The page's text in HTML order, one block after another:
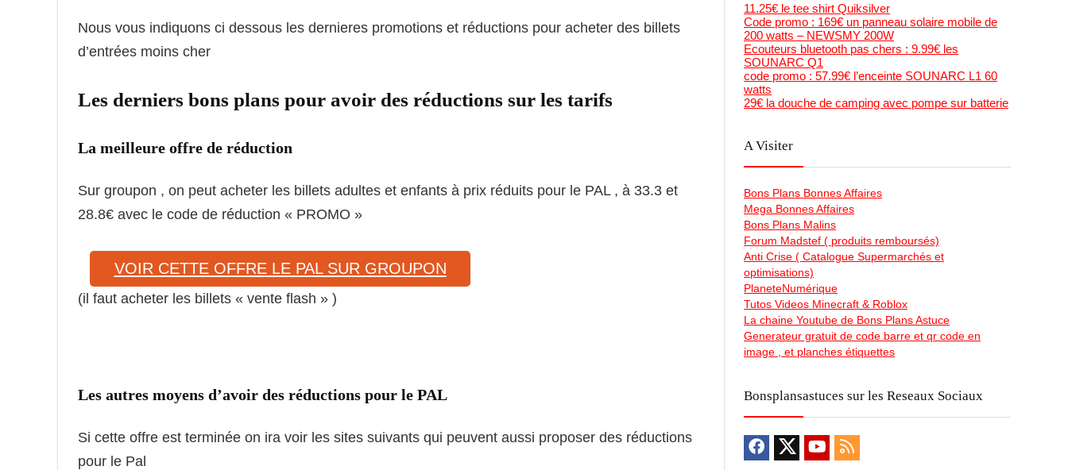
Nous vous indiquons ci dessous les dernieres promotions et réductions pour acheter des billets
d’entrées moins cher
Les derniers bons plans pour avoir des réductions sur les tarifs
La meilleure offre de réduction
Sur groupon , on peut acheter les billets adultes et enfants à prix réduits pour le PAL , à 33.3 et
28.8€ avec le code de réduction « PROMO »
VOIR CETTE OFFRE LE PAL SUR GROUPON
(il faut acheter les billets « vente flash » )
Les autres moyens d’avoir des réductions pour le PAL
Si cette offre est terminée on ira voir les sites suivants qui peuvent aussi proposer des réductions
pour le Pal
11.25€ le tee shirt Quiksilver
Code promo : 169€ un panneau solaire mobile de
200 watts – NEWSMY 200W
Ecouteurs bluetooth pas chers : 9.99€ les
SOUNARC Q1
code promo : 57.99€ l’enceinte SOUNARC L1 60
watts
29€ la douche de camping avec pompe sur batterie
A Visiter
Bons Plans Bonnes Affaires
Mega Bonnes Affaires
Bons Plans Malins
Forum Madstef ( produits remboursés)
Anti Crise ( Catalogue Supermarchés et
optimisations)
PlaneteNumérique
Tutos Videos Minecraft & Roblox
La chaine Youtube de Bons Plans Astuce
Generateur gratuit de code barre et qr code en
image , et planches étiquettes
Bonsplansastuces sur les Reseaux Sociaux